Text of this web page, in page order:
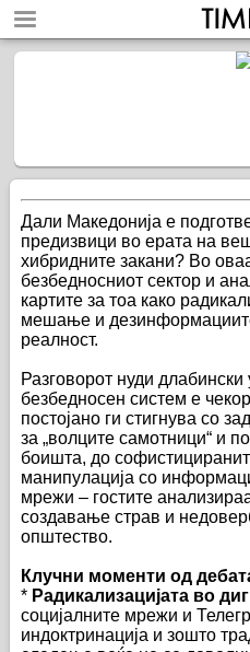
Дали Македонија е
предизвици во ерата на
хибридните закани? Во
безбедносниот сектор и
картите за тоа како
мешање и
реалност.
Разговорот нуди
безбедносен систем е
постојано ги стигнува со
за „волците самотници“ и
боишта, до
манипулација со
мрежи – гостите
создавање страв и
општество.
Клучни моменти од
* Радикализацијата во
социјалните мрежи и
индоктринација и зошто